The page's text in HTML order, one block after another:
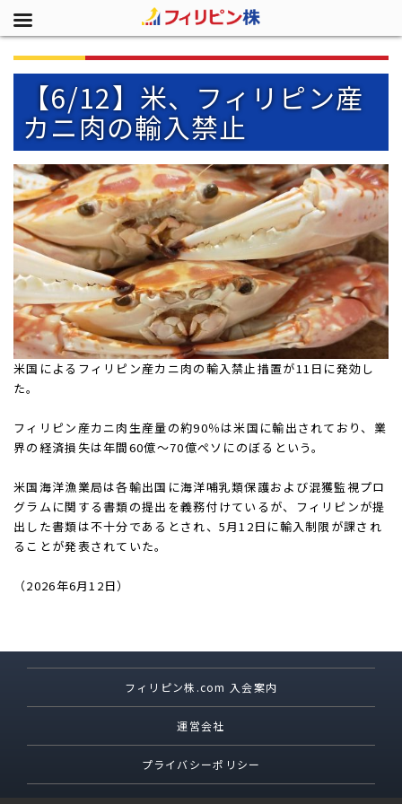
【6/12】米、フィリピン産
カニ肉の輸入禁止
米国によるフィリピン産カニ肉の輸入禁止措置が11日に発効し
た。
フィリピン産カニ肉生産量の約90％は米国に輸出されており、業
界の経済損失は年間60億～70億ペソにのぼるという。
米国海洋漁業局は各輸出国に海洋哺乳類保護および混獲監視プロ
グラムに関する書類の提出を義務付けているが、フィリピンが提
出した書類は不十分であるとされ、5月12日に輸入制限が課され
ることが発表されていた。
（2026年6月12日）
フィリピン株.com 入会案内
運営会社
プライバシーポリシー